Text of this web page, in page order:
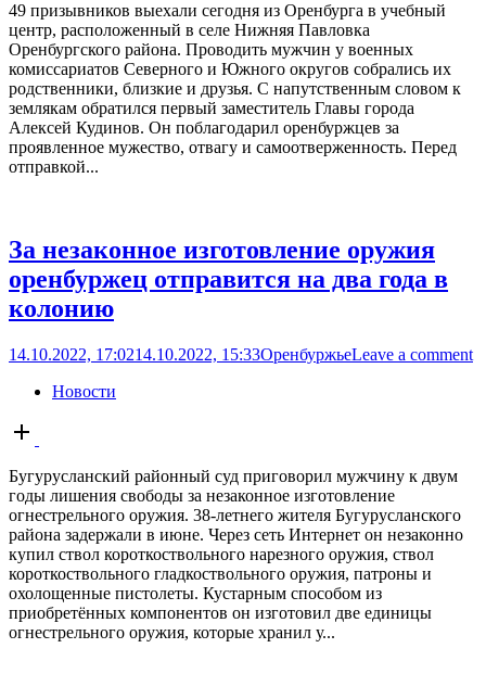
49 призывников выехали сегодня из Оренбурга в учебный
центр, расположенный в селе Нижняя Павловка
Оренбургского района. Проводить мужчин у военных
комиссариатов Северного и Южного округов собрались их
родственники, близкие и друзья. С напутственным словом к
землякам обратился первый заместитель Главы города
Алексей Кудинов. Он поблагодарил оренбуржцев за
проявленное мужество, отвагу и самоотверженность. Перед
отправкой...
За незаконное изготовление оружия
оренбуржец отправится на два года в
колонию
14.10.2022, 17:0214.10.2022, 15:33ОренбуржьеLeave a comment
Новости
Open
post
Бугурусланский районный суд приговорил мужчину к двум
годы лишения свободы за незаконное изготовление
огнестрельного оружия. 38-летнего жителя Бугурусланского
района задержали в июне. Через сеть Интернет он незаконно
купил ствол короткоствольного нарезного оружия, ствол
короткоствольного гладкоствольного оружия, патроны и
охолощенные пистолеты. Кустарным способом из
приобретённых компонентов он изготовил две единицы
огнестрельного оружия, которые хранил у...